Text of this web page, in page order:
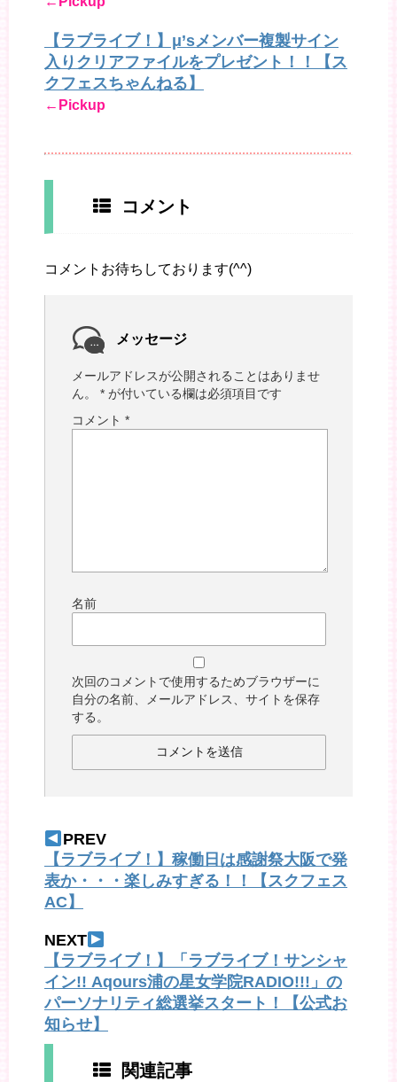
【ラブライブ！】μ’sメンバー複製サイン
入りクリアファイルをプレゼント！！【ス
クフェスちゃんねる】
←Pickup
コメント
コメントお待ちしております(^^)
メッセージ
メールアドレスが公開されることはありませ
ん。
* が付いている欄は必須項目です
コメント *
名前
次回のコメントで使用するためブラウザーに
自分の名前、メールアドレス、サイトを保存
する。
PREV
【ラブライブ！】稼働日は感謝祭大阪で発
表か・・・楽しみすぎる！！【スクフェス
AC】
NEXT
【ラブライブ！】「ラブライブ！サンシャ
イン!! Aqours浦の星女学院RADIO!!!」の
パーソナリティ総選挙スタート！【公式お
知らせ】
関連記事